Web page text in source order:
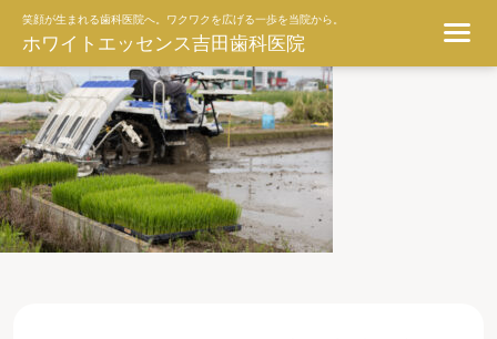
笑顔が生まれる歯科医院へ。ワクワクを広げる一歩を当院から。
ホワイトエッセンス吉田歯科医院
ggg